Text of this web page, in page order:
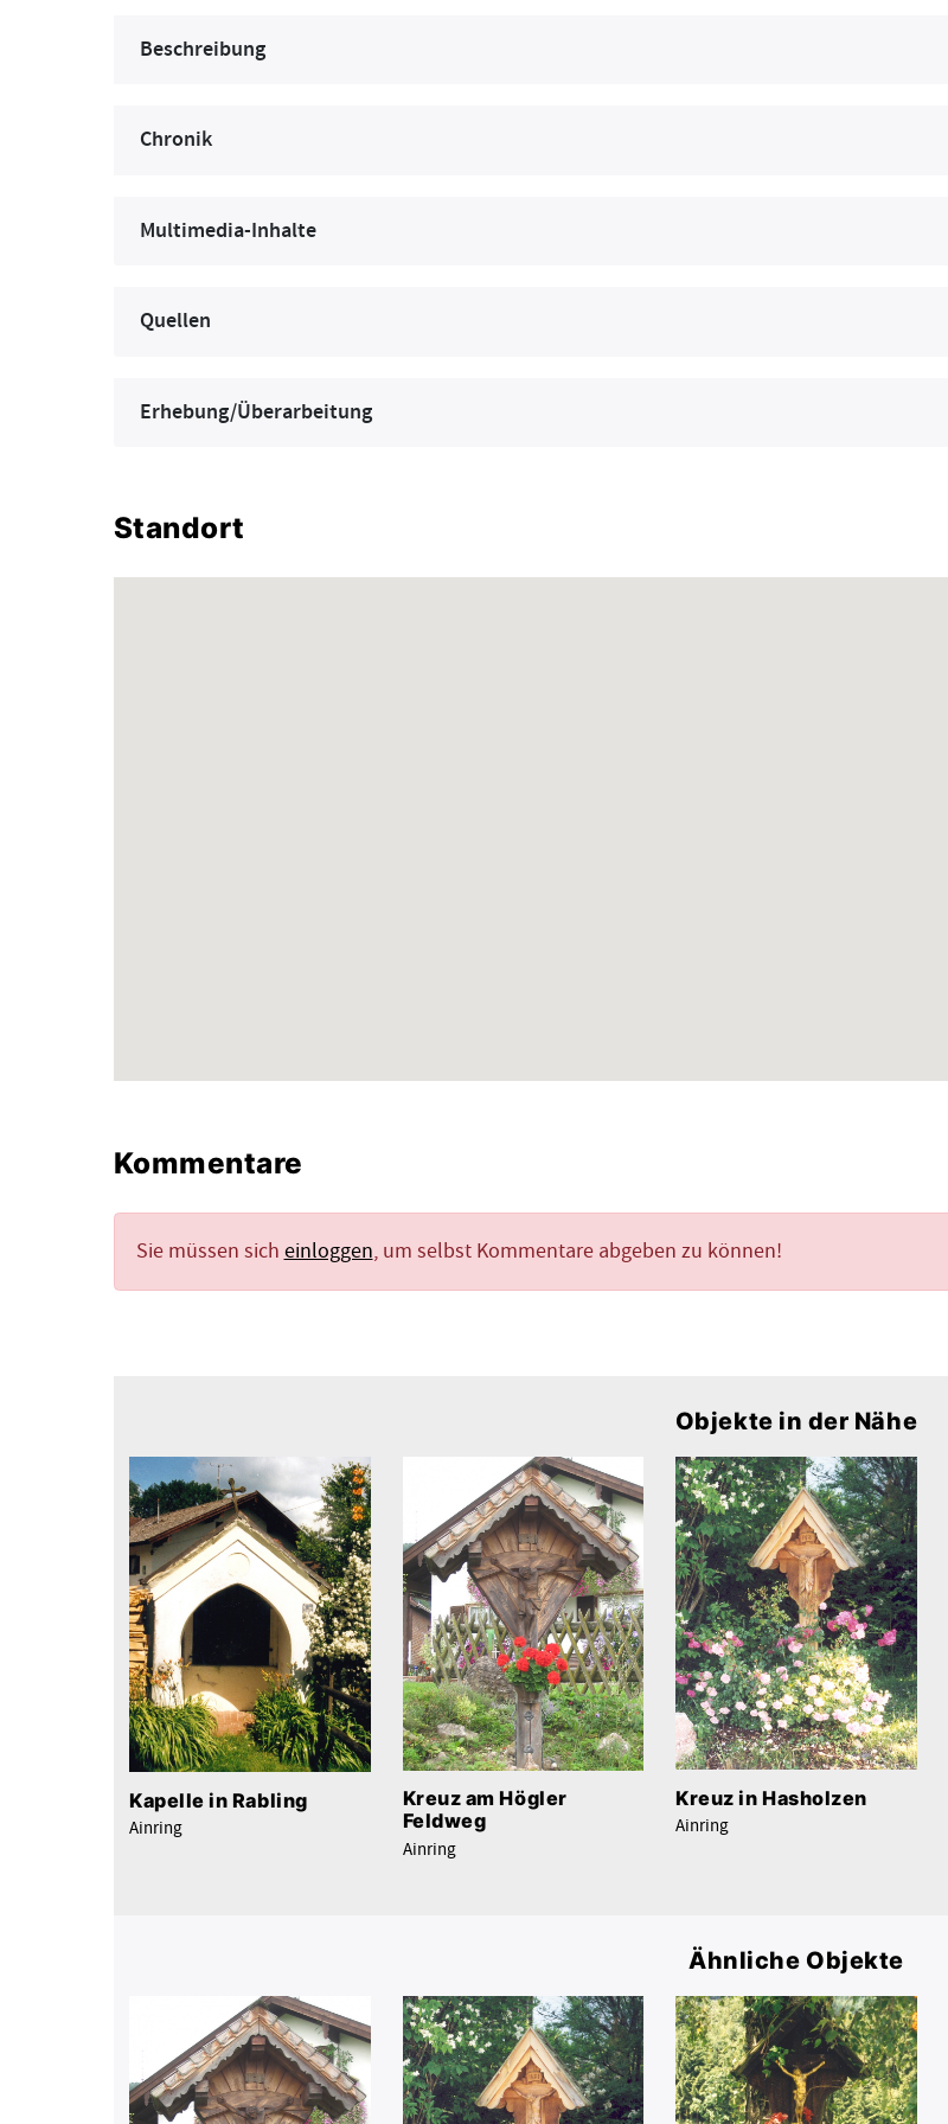
Beschreibung
Chronik
Multimedia-Inhalte
Quellen
Erhebung/Überarbeitung
Standort
Kommentare
Sie müssen sich einloggen, um selbst Kommentare abgeben zu können!
Objekte in der Nähe
Kapelle in Rabling
Ainring
Kreuz am Högler
Feldweg
Ainring
Kreuz in Hasholzen
Ainring
Ähnliche Objekte